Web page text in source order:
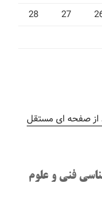
27
28
از صفحه ای مستقل
فنی و علوم